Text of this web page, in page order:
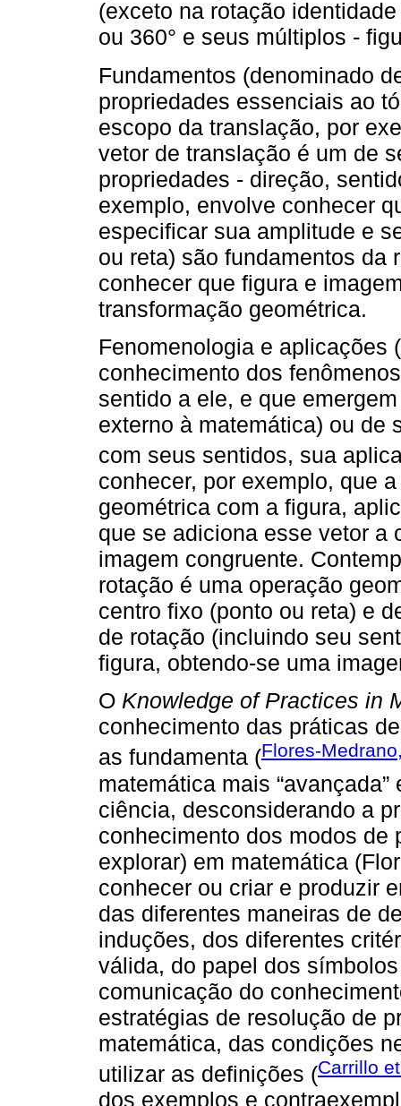
(exceto na rotação
ou 360° e seus múltiplos -
Fundamentos (denominado
propriedades essenciais ao
escopo da translação, por
vetor de translação é um de
propriedades - direção,
exemplo, envolve conhecer
especificar sua amplitude e
ou reta) são fundamentos da
conhecer que figura e
transformação geométrica.
Fenomenologia e aplicações
conhecimento dos
sentido a ele, e que
externo à matemática) ou de
com seus sentidos, sua
conhecer, por exemplo, que
geométrica com a figura,
que se adiciona esse vetor a
imagem congruente.
rotação é uma operação
centro fixo (ponto ou reta) e
de rotação (incluindo seu
figura, obtendo-se uma
O Knowledge of Practices in
conhecimento das práticas
as fundamenta (Flores-
matemática mais
ciência, desconsiderando a
conhecimento dos modos de
explorar) em matemática
conhecer ou criar e produzir
das diferentes maneiras de
induções, dos diferentes
válida, do papel dos
comunicação do
estratégias de resolução de
matemática, das condições
utilizar as definições (Carrillo
dos exemplos e